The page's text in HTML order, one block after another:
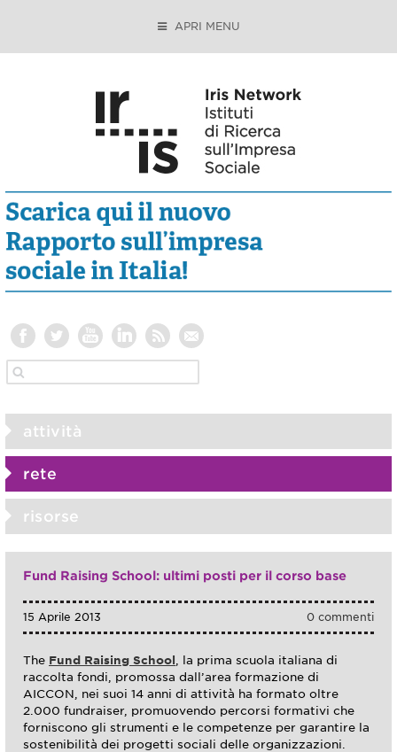
APRI MENU
attività
rete
risorse
Fund Raising School: ultimi posti per il corso base
0 commenti
15 Aprile 2013
The Fund Raising School
, la prima scuola italiana di
raccolta fondi, promossa dall’area formazione di
AICCON, nei suoi 14 anni di attività ha formato oltre
2.000 fundraiser, promuovendo percorsi formativi che
forniscono gli strumenti e le competenze per garantire la
sostenibilità dei progetti sociali delle organizzazioni.